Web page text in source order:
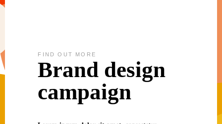
FIND OUT MORE
Brand design
campaign